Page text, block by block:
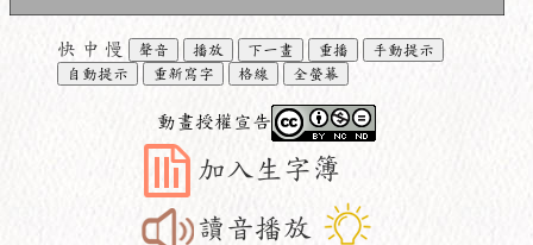
快 中 慢 聲音 播放 下一畫 重播
手動提示
自動提示
重新寫字 格線 全螢幕
動畫授權宣告
加入生字簿
讀音播放